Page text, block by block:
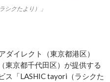
シクたより）」
イレクト（東京都港区）
東京都千代田区）が提供する
ス「LASHIC tayori（ラシクた